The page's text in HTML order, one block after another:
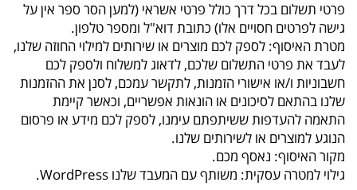
פרטי תשלום בכל דרך כולל פרטי אשראי (למען הסר ספר אין על
גישה לפרטים חסויים אלו) כתובת דוא"ל ומספר טלפון.
מטרת האיסוף: לספק לכם מוצרים או שירותים למילוי החוזה שלנו,
לעבד את פרטי התשלום שלכם, לדאוג למשלוח ולספק לכם
חשבוניות ו/או אישורי הזמנות, לתקשר עמכם, לסנן את ההזמנות
שלנו בהתאם לסיכונים או הונאות אפשריים, וכאשר קיימת
התאמה להעדפות ששיתפתם עימנו, לספק לכם מידע או פרסום
הנוגע למוצרים או לשירותים שלנו.
מקור האיסוף: נאסף מכם.
גילוי למטרה עסקית: משותף עם המעבד שלנו WordPress.